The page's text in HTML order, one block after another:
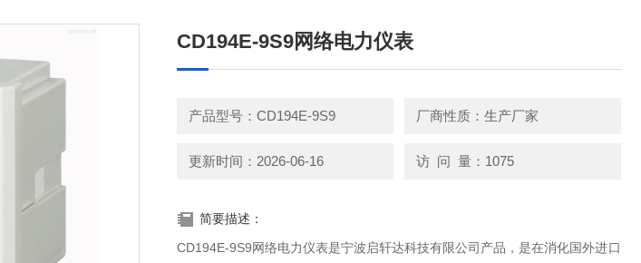
CD194E-9S9网络电力仪表
产品型号：CD194E-9S9 厂商性质：生产厂家
更新时间：2026-06-16 访 问 量：1075
简要描述：
CD194E-9S9网络电力仪表是宁波启轩达科技有限公司产品，是在消化国外进口